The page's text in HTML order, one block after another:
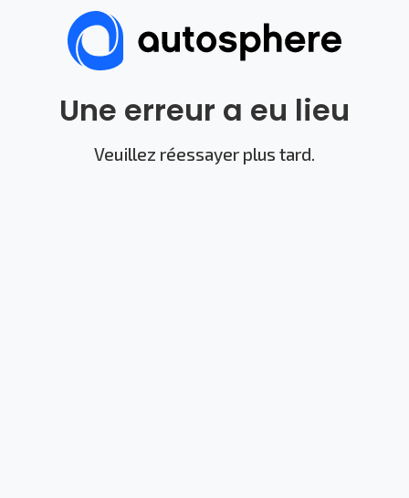
Une erreur a eu lieu
Veuillez réessayer plus tard.